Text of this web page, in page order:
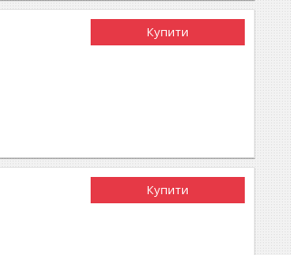
Купити
Купити